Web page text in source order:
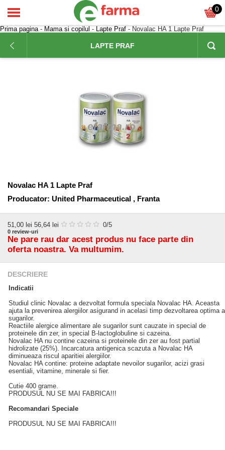
0
Prima pagina- Mama si copilul - Lapte Praf - Novalac HA 1 Lapte Praf
LAPTE PRAF
Novalac HA 1 Lapte Praf
Producator: United Pharmaceutical , Franta
51,00 lei 56,64 lei 0/5
0 review-uri
Ne pare rau dar acest produs nu face parte din
oferta noastra. Va multumim.
DESCRIERE
Indicatii
Studiul clinic Novalac a dezvoltat formula speciala Novalac HA. Aceasta
ajuta la prevenirea alergiilor asigurand in acelasi timp dezvoltarea optima a
sugarilor.
Reactiile alergice alimentare ale sugarilor sunt cauzate in special de
proteinele din zer, in special B-lactoglobuline si cazeina.
Novalac HA nu contine cazeina si proteinele din zer au fost partial
hidrolizate (25%). Incarcatura antigenica scazuta a Novalac HA
diminueaza riscul aparitiei alergiilor.
Novalac HA contine: proteine adaptate nevoilor sugarilor, acizi grasi
esentiali, vitamine, minerale si fier.
Cutie 400 grame.
PRODUSUL NU SE MAI FABRICA!!!
Recomandari Speciale
PRODUSUL NU SE MAI FABRICA!!!